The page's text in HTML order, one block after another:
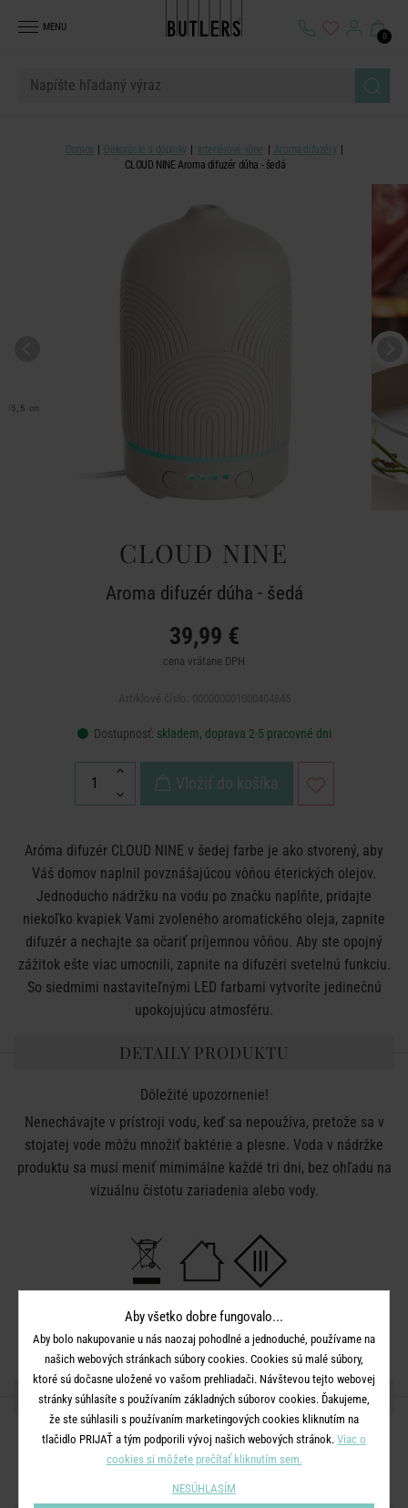
MENU
0
Domov Dekorácie a doplnky Interiérové vône
Aroma difuzéry
CLOUD NINE Aroma difuzér dúha - šedá
CLOUD NINE
Aroma difuzér dúha - šedá
39,99 €
cena vrátane DPH
Dostupnosť: skladem, doprava 2-5 pracovné dni
Vložiť do košíka
Aróma difuzér CLOUD NINE v šedej farbe je ako stvorený, aby
Váš domov naplnil povznášajúcou vôňou éterických olejov.
Jednoducho nádržku na vodu po značku naplňte, pridajte
niekoľko kvapiek Vami zvoleného aromatického oleja, zapnite
difuzér a nechajte sa očariť príjemnou vôňou. Aby ste opojný
zážitok ešte viac umocnili, zapnite na difuzéri svetelnú funkciu.
So siedmimi nastaviteľnými LED farbami vytvoríte jedinečnú
upokojujúcu atmosféru.
DETAILY PRODUKTU
Dôležité upozornenie!
Nenechávajte v prístroji vodu, keď sa nepoužíva, pretože sa v
stojatej vode môžu množiť baktérie a plesne. Voda v nádržke
produktu sa musí meniť mimimálne každé tri dni, bez ohľadu na
vizuálnu čistotu zariadenia alebo vody.
Materiál:
keramika, umelá hmota, kov
ZDIEĽAJTE S PRIATEĽMI
Aby všetko dobre fungovalo...
Aby bolo nakupovanie u nás naozaj pohodlné a jednoduché, používame na
našich webových stránkach súbory cookies. Cookies sú malé súbory,
ktoré sú dočasne uložené vo vašom prehliadači. Návštevou tejto webovej
stránky súhlasíte s používaním základných súborov cookies. Ďakujeme,
že ste súhlasili s používaním marketingových cookies kliknutím na
tlačidlo PRIJAŤ a tým podporili vývoj našich webových stránok. Viac o
cookies si môžete prečítať kliknutím sem.
NESÚHLASÍM